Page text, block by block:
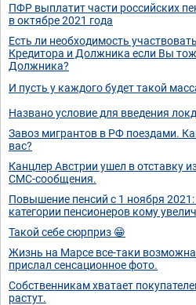
ПФР выплатит части российских
в октябре 2021 года
Есть ли необходимость
Кредитора и Должника если Вы
Должника?
И пусть у каждого будет такой
Названо условие для введения
Завоз мигрантов в РФ поездами.
вас?
Канцлер Австрии ушел в отставку
СМС-сообщения.
Повышение пенсий с 1 ноября
категории пенсионеров кому
Такой себе сюрприз 😁
Жизнь на Марсе все-таки
прислал сенсационное фото.
Собственникам хватает
растут.